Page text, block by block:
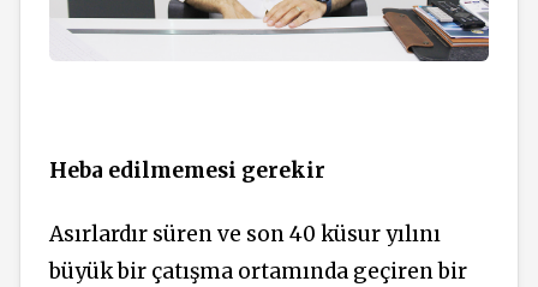
Heba edilmemesi gerekir
Asırlardır süren ve son 40 küsur yılını
büyük bir çatışma ortamında geçiren bir